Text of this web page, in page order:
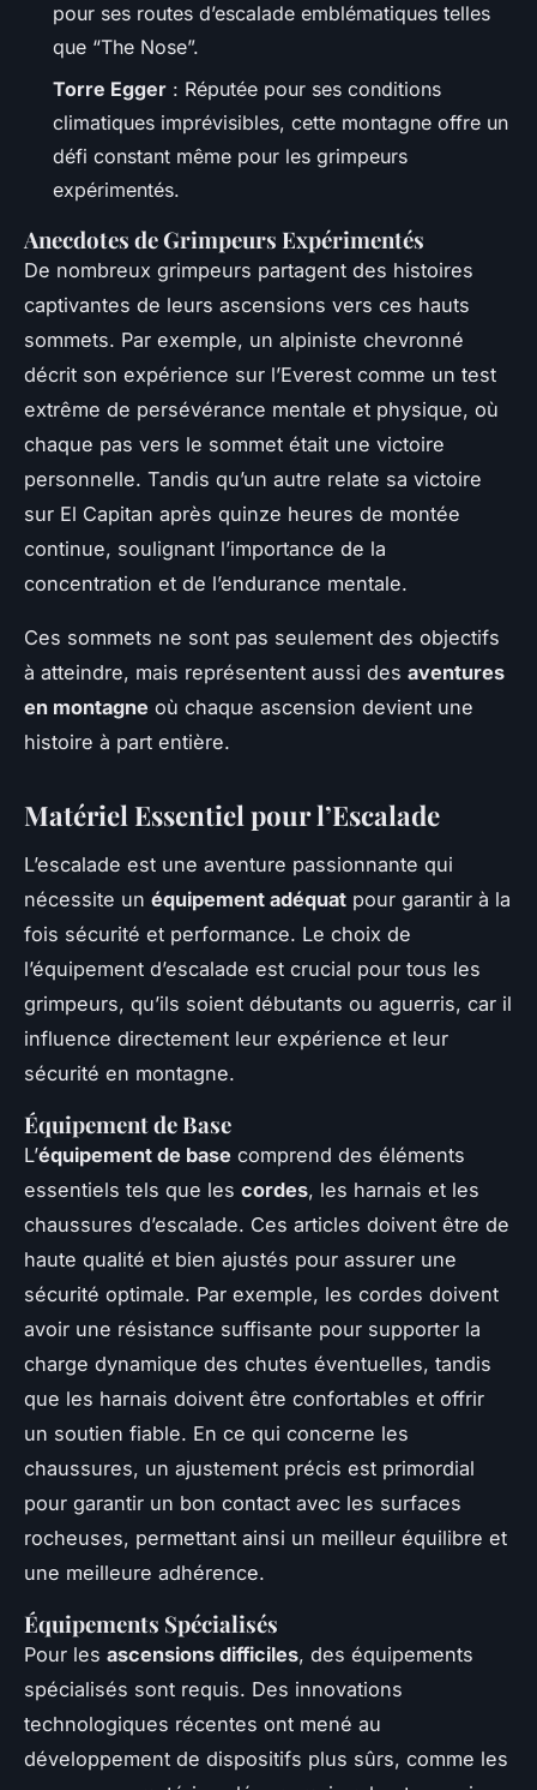
pour ses routes d’escalade emblématiques telles
que “The Nose”.
Torre Egger : Réputée pour ses conditions
climatiques imprévisibles, cette montagne offre un
défi constant même pour les grimpeurs
expérimentés.
Anecdotes de Grimpeurs Expérimentés
De nombreux grimpeurs partagent des histoires
captivantes de leurs ascensions vers ces hauts
sommets. Par exemple, un alpiniste chevronné
décrit son expérience sur l’Everest comme un test
extrême de persévérance mentale et physique, où
chaque pas vers le sommet était une victoire
personnelle. Tandis qu’un autre relate sa victoire
sur El Capitan après quinze heures de montée
continue, soulignant l’importance de la
concentration et de l’endurance mentale.
Ces sommets ne sont pas seulement des objectifs
à atteindre, mais représentent aussi des aventures
en montagne où chaque ascension devient une
histoire à part entière.
Matériel Essentiel pour l’Escalade
L’escalade est une aventure passionnante qui
nécessite un équipement adéquat pour garantir à la
fois sécurité et performance. Le choix de
l’équipement d’escalade est crucial pour tous les
grimpeurs, qu’ils soient débutants ou aguerris, car il
influence directement leur expérience et leur
sécurité en montagne.
Équipement de Base
L’équipement de base comprend des éléments
essentiels tels que les cordes, les harnais et les
chaussures d’escalade. Ces articles doivent être de
haute qualité et bien ajustés pour assurer une
sécurité optimale. Par exemple, les cordes doivent
avoir une résistance suffisante pour supporter la
charge dynamique des chutes éventuelles, tandis
que les harnais doivent être confortables et offrir
un soutien fiable. En ce qui concerne les
chaussures, un ajustement précis est primordial
pour garantir un bon contact avec les surfaces
rocheuses, permettant ainsi un meilleur équilibre et
une meilleure adhérence.
Équipements Spécialisés
Pour les ascensions difficiles, des équipements
spécialisés sont requis. Des innovations
technologiques récentes ont mené au
développement de dispositifs plus sûrs, comme les